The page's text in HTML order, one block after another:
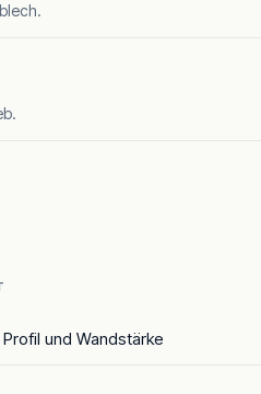
und Wandstärke